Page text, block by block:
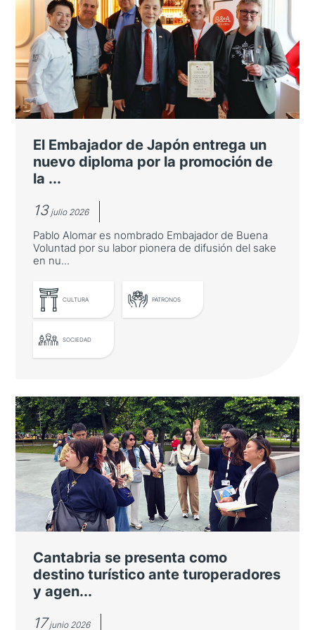
El Embajador de Japón entrega un
nuevo diploma por la promoción de
la ...
13 julio 2026
Pablo Alomar es nombrado Embajador de Buena
Voluntad por su labor pionera de difusión del sake
en nu...
CULTURA PATRONOS
SOCIEDAD
El Embajador de Japón entrega un
nuevo diploma por la promoción de
la gastronomía japonesa
Pablo Alomar es nombrado Embajador de
Buena Voluntad por su labor pionera de
difusión del sake en nuestro país
Cantabria se presenta como
destino turístico ante turoperadores
y agen...
17 junio 2026